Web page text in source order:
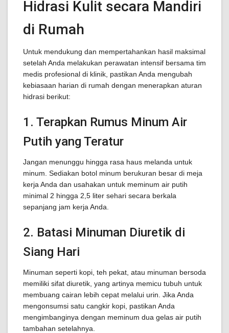
Hidrasi Kulit secara Mandiri
di Rumah
Untuk mendukung dan mempertahankan hasil maksimal
setelah Anda melakukan perawatan intensif bersama tim
medis profesional di klinik, pastikan Anda mengubah
kebiasaan harian di rumah dengan menerapkan aturan
hidrasi berikut:
1. Terapkan Rumus Minum Air
Putih yang Teratur
Jangan menunggu hingga rasa haus melanda untuk
minum. Sediakan botol minum berukuran besar di meja
kerja Anda dan usahakan untuk meminum air putih
minimal 2 hingga 2,5 liter sehari secara berkala
sepanjang jam kerja Anda.
2. Batasi Minuman Diuretik di
Siang Hari
Minuman seperti kopi, teh pekat, atau minuman bersoda
memiliki sifat diuretik, yang artinya memicu tubuh untuk
membuang cairan lebih cepat melalui urin. Jika Anda
mengonsumsi satu cangkir kopi, pastikan Anda
mengimbanginya dengan meminum dua gelas air putih
tambahan setelahnya.